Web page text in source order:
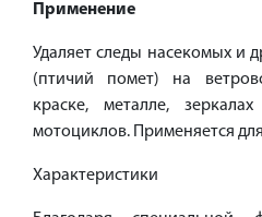
Применение
Удаляет следы насекомых и
(птичий помет) на
краске, металле,
мотоциклов. Применяется
Характеристики